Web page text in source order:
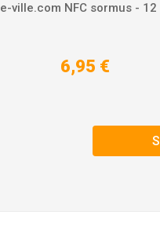
e-ville.com NFC sormus - 12
6,95 €